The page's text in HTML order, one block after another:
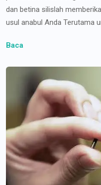
dan betina silislah
usul anabul Anda Terutama
Baca